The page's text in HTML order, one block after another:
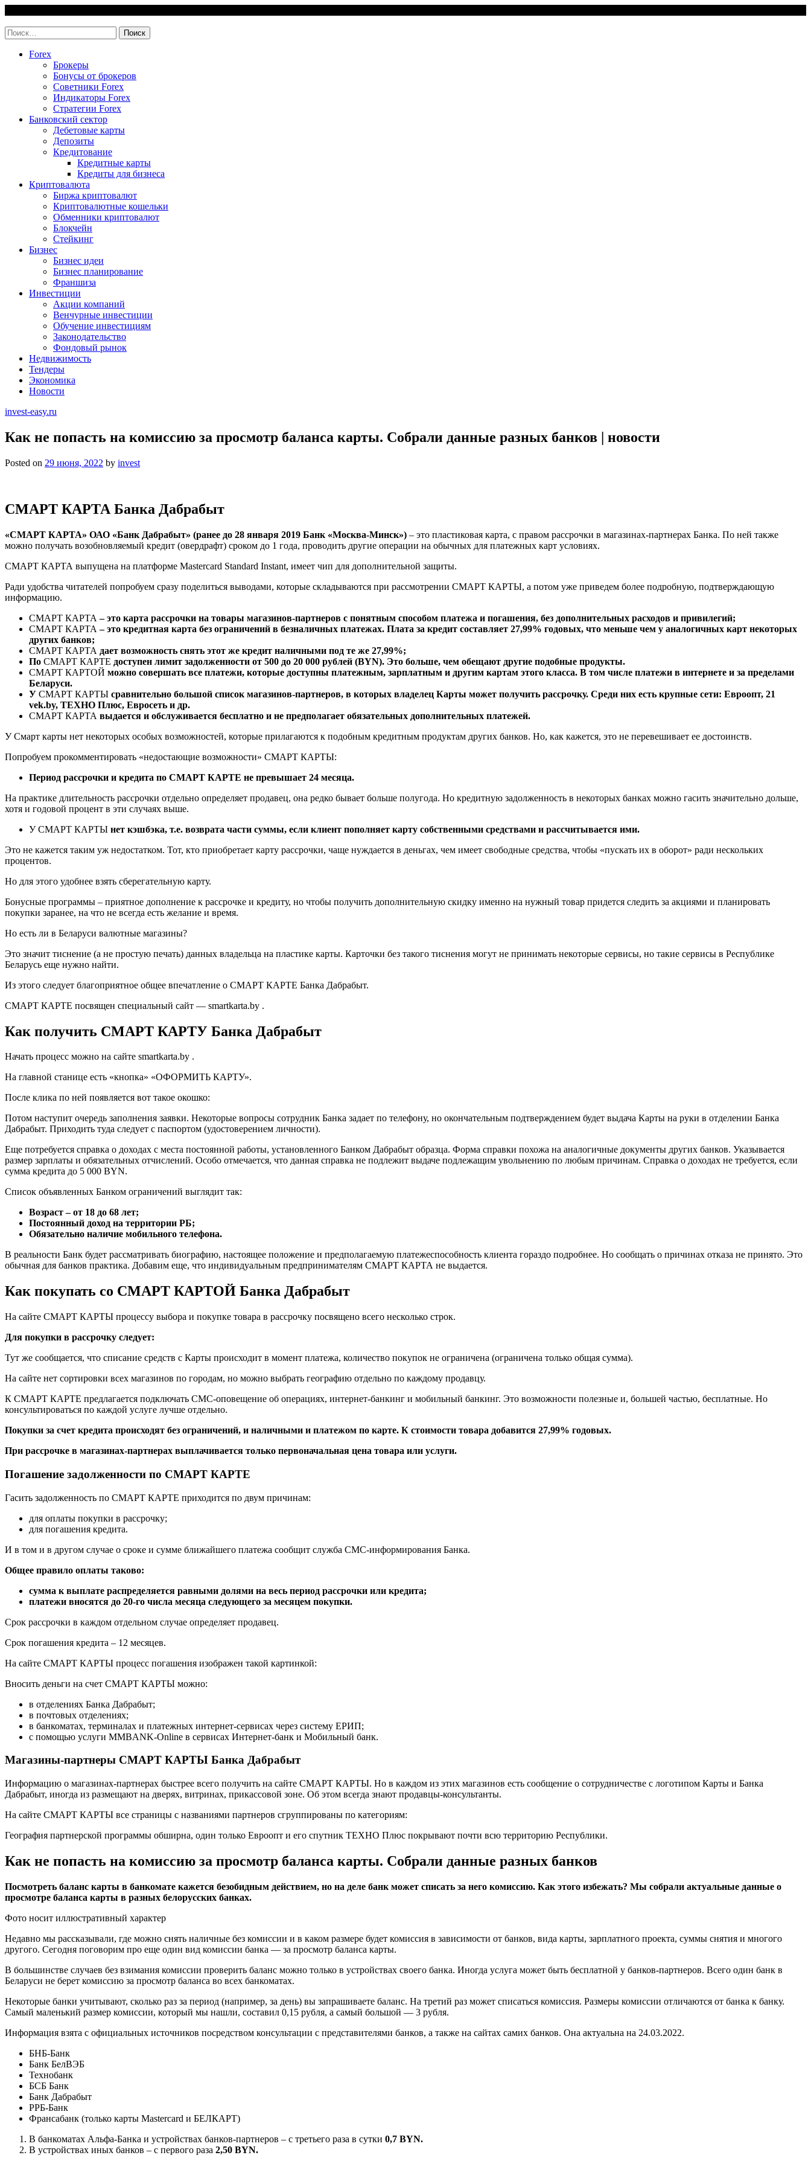
content
Найти:
Forex
Брокеры
Бонусы от брокеров
Советники Forex
Индикаторы Forex
Стратегии Forex
Банковский сектор
Дебетовые карты
Депозиты
Кредитование
Кредитные карты
Кредиты для бизнеса
Криптовалюта
Биржа криптовалют
Криптовалютные кошельки
Обменники криптовалют
Блокчейн
Стейкинг
Бизнес
Бизнес идеи
Бизнес планирование
Франшиза
Инвестиции
Акции компаний
Венчурные инвестиции
Обучение инвестициям
Законодательство
Фондовый рынок
Недвижимость
Тендеры
Экономика
Новости
invest-easy.ru
Как не попасть на комиссию за просмотр баланса карты. Собрали данные разных банков | новости
Posted on 29 июня, 2022 by invest
СМАРТ КАРТА Банка Дабрабыт
«СМАРТ КАРТА» ОАО «Банк Дабрабыт» (ранее до 28 января 2019 Банк «Москва-Минск») – это пластиковая карта, с правом рассрочки в магазинах-партнерах Банка. По ней также
можно получать возобновляемый кредит (овердрафт) сроком до 1 года, проводить другие операции на обычных для платежных карт условиях.
СМАРТ КАРТА выпущена на платформе Mastercard Standard Instant, имеет чип для дополнительной защиты.
Ради удобства читателей попробуем сразу поделиться выводами, которые складываются при рассмотрении СМАРТ КАРТЫ, а потом уже приведем более подробную, подтверждающую
информацию.
СМАРТ КАРТА– это карта рассрочки на товары магазинов-партнеров с понятным способом платежа и погашения, без дополнительных расходов и привилегий;
СМАРТ КАРТА– это кредитная карта без ограничений в безналичных платежах. Плата за кредит составляет 27,99% годовых, что меньше чем у аналогичных карт некоторых
других банков;
СМАРТ КАРТА дает возможность снять этот же кредит наличными под те же 27,99%;
По СМАРТ КАРТЕ доступен лимит задолженности от 500 до 20 000 рублей (BYN). Это больше, чем обещают другие подобные продукты.
СМАРТ КАРТОЙ можно совершать все платежи, которые доступны платежным, зарплатным и другим картам этого класса. В том числе платежи в интернете и за пределами
Беларуси.
У СМАРТ КАРТЫ сравнительно большой список магазинов-партнеров, в которых владелец Карты может получить рассрочку. Среди них есть крупные сети: Евроопт, 21
vek.by, ТЕХНО Плюс, Евросеть и др.
СМАРТ КАРТА выдается и обслуживается бесплатно и не предполагает обязательных дополнительных платежей.
У Смарт карты нет некоторых особых возможностей, которые прилагаются к подобным кредитным продуктам других банков. Но, как кажется, это не перевешивает ее достоинств.
Попробуем прокомментировать «недостающие возможности» СМАРТ КАРТЫ:
Период рассрочки и кредита по СМАРТ КАРТЕ не превышает 24 месяца.
На практике длительность рассрочки отдельно определяет продавец, она редко бывает больше полугода. Но кредитную задолженность в некоторых банках можно гасить значительно дольше,
хотя и годовой процент в эти случаях выше.
У СМАРТ КАРТЫ нет кэшбэка, т.е. возврата части суммы, если клиент пополняет карту собственными средствами и рассчитывается ими.
Это не кажется таким уж недостатком. Тот, кто приобретает карту рассрочки, чаще нуждается в деньгах, чем имеет свободные средства, чтобы «пускать их в оборот» ради нескольких
процентов.
Но для этого удобнее взять сберегательную карту.
Бонусные программы – приятное дополнение к рассрочке и кредиту, но чтобы получить дополнительную скидку именно на нужный товар придется следить за акциями и планировать
покупки заранее, на что не всегда есть желание и время.
Но есть ли в Беларуси валютные магазины?
Это значит тиснение (а не простую печать) данных владельца на пластике карты. Карточки без такого тиснения могут не принимать некоторые сервисы, но такие сервисы в Республике
Беларусь еще нужно найти.
Из этого следует благоприятное общее впечатление о СМАРТ КАРТЕ Банка Дабрабыт.
СМАРТ КАРТЕ посвящен специальный сайт — smartkarta.by .
Как получить СМАРТ КАРТУ Банка Дабрабыт
Начать процесс можно на сайте smartkarta.by .
На главной станице есть «кнопка» «ОФОРМИТЬ КАРТУ».
После клика по ней появляется вот такое окошко:
Потом наступит очередь заполнения заявки. Некоторые вопросы сотрудник Банка задает по телефону, но окончательным подтверждением будет выдача Карты на руки в отделении Банка
Дабрабыт. Приходить туда следует с паспортом (удостоверением личности).
Еще потребуется справка о доходах с места постоянной работы, установленного Банком Дабрабыт образца. Форма справки похожа на аналогичные документы других банков. Указывается
размер зарплаты и обязательных отчислений. Особо отмечается, что данная справка не подлежит выдаче подлежащим увольнению по любым причинам. Справка о доходах не требуется, если
сумма кредита до 5 000 BYN.
Список объявленных Банком ограничений выглядит так:
Возраст – от 18 до 68 лет;
Постоянный доход на территории РБ;
Обязательно наличие мобильного телефона.
В реальности Банк будет рассматривать биографию, настоящее положение и предполагаемую платежеспособность клиента гораздо подробнее. Но сообщать о причинах отказа не принято. Это
обычная для банков практика. Добавим еще, что индивидуальным предпринимателям СМАРТ КАРТА не выдается.
Как покупать со СМАРТ КАРТОЙ Банка Дабрабыт
На сайте СМАРТ КАРТЫ процессу выбора и покупке товара в рассрочку посвящено всего несколько строк.
Для покупки в рассрочку следует:
Тут же сообщается, что списание средств с Карты происходит в момент платежа, количество покупок не ограничена (ограничена только общая сумма).
На сайте нет сортировки всех магазинов по городам, но можно выбрать географию отдельно по каждому продавцу.
К СМАРТ КАРТЕ предлагается подключать СМС-оповещение об операциях, интернет-банкинг и мобильный банкинг. Это возможности полезные и, большей частью, бесплатные. Но
консультироваться по каждой услуге лучше отдельно.
Покупки за счет кредита происходят без ограничений, и наличными и платежом по карте. К стоимости товара добавится 27,99% годовых.
При рассрочке в магазинах-партнерах выплачивается только первоначальная цена товара или услуги.
Погашение задолженности по СМАРТ КАРТЕ
Гасить задолженность по СМАРТ КАРТЕ приходится по двум причинам:
для оплаты покупки в рассрочку;
для погашения кредита.
И в том и в другом случае о сроке и сумме ближайшего платежа сообщит служба СМС-информирования Банка.
Общее правило оплаты таково:
сумма к выплате распределяется равными долями на весь период рассрочки или кредита;
платежи вносятся до 20-го числа месяца следующего за месяцем покупки.
Срок рассрочки в каждом отдельном случае определяет продавец.
Срок погашения кредита – 12 месяцев.
На сайте СМАРТ КАРТЫ процесс погашения изображен такой картинкой:
Вносить деньги на счет СМАРТ КАРТЫ можно:
в отделениях Банка Дабрабыт;
в почтовых отделениях;
в банкоматах, терминалах и платежных интернет-сервисах через систему ЕРИП;
с помощью услуги MMBANK-Online в сервисах Интернет-банк и Мобильный банк.
Магазины-партнеры СМАРТ КАРТЫ Банка Дабрабыт
Информацию о магазинах-партнерах быстрее всего получить на сайте СМАРТ КАРТЫ. Но в каждом из этих магазинов есть сообщение о сотрудничестве с логотипом Карты и Банка
Дабрабыт, иногда из размещают на дверях, витринах, прикассовой зоне. Об этом всегда знают продавцы-консультанты.
На сайте СМАРТ КАРТЫ все страницы с названиями партнеров сгруппированы по категориям:
География партнерской программы обширна, один только Евроопт и его спутник ТЕХНО Плюс покрывают почти всю территорию Республики.
Как не попасть на комиссию за просмотр баланса карты. Собрали данные разных банков
Посмотреть баланс карты в банкомате кажется безобидным действием, но на деле банк может списать за него комиссию. Как этого избежать? Мы собрали актуальные данные о
просмотре баланса карты в разных белорусских банках.
Фото носит иллюстративный характер
Недавно мы рассказывали, где можно снять наличные без комиссии и в каком размере будет комиссия в зависимости от банков, вида карты, зарплатного проекта, суммы снятия и многого
другого. Сегодня поговорим про еще один вид комиссии банка — за просмотр баланса карты.
В большинстве случаев без взимания комиссии проверить баланс можно только в устройствах своего банка. Иногда услуга может быть бесплатной у банков-партнеров. Всего один банк в
Беларуси не берет комиссию за просмотр баланса во всех банкоматах.
Некоторые банки учитывают, сколько раз за период (например, за день) вы запрашиваете баланс. На третий раз может списаться комиссия. Размеры комиссии отличаются от банка к банку.
Самый маленький размер комиссии, который мы нашли, составил 0,15 рубля, а самый большой — 3 рубля.
Информация взята с официальных источников посредством консультации с представителями банков, а также на сайтах самих банков. Она актуальна на 24.03.2022.
БНБ-Банк
Банк БелВЭБ
Технобанк
БСБ Банк
Банк Дабрабыт
РРБ-Банк
Франсабанк (только карты Mastercard и БЕЛКАРТ)
В банкоматах Альфа-Банка и устройствах банков-партнеров – с третьего раза в сутки 0,7 BYN.
В устройствах иных банков – с первого раза 2,50 BYN.